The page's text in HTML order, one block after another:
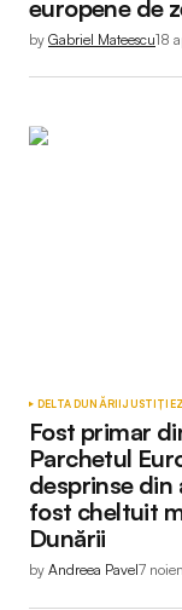
europene de
by Gabriel Mateescu18
DELTA DUNĂRII JUSTIȚIE
Fost primar
Parchetul
desprinse din
fost cheltuit
Dunării
by Andreea Pavel7